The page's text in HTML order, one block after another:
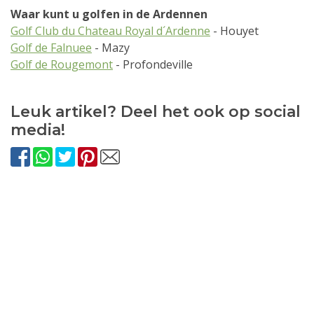
Waar kunt u golfen in de Ardennen
Golf Club du Chateau Royal d´Ardenne - Houyet
Golf de Falnuee - Mazy
Golf de Rougemont - Profondeville
Leuk artikel? Deel het ook op social
media!